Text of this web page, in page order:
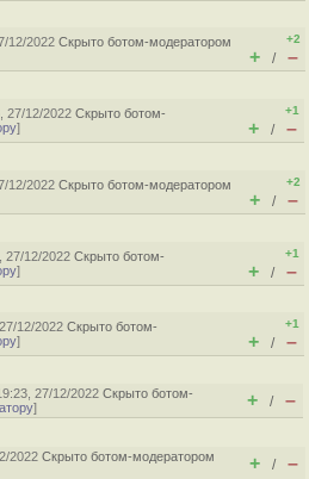
12/2022Скрыто ботом-модератором
+2
+ / –
27/12/2022Скрыто ботом-
]
+1
+ / –
12/2022Скрыто ботом-модератором
+2
+ / –
27/12/2022Скрыто ботом-
]
+1
+ / –
12/2022Скрыто ботом-
]
+1
+ / –
27/12/2022Скрыто ботом-
] + / –
2022Скрыто ботом-модератором
+ / –